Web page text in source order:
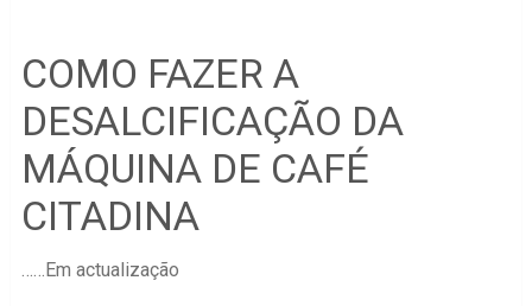
COMO FAZER A
DESALCIFICAÇÃO DA
MÁQUINA DE CAFÉ
CITADINA
……Em actualização